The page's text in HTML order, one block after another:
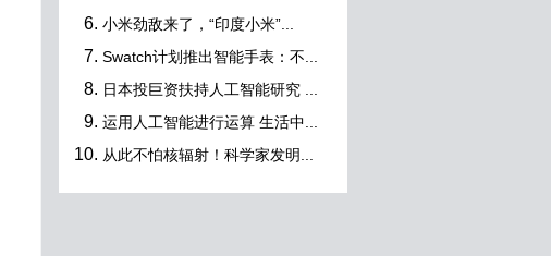
小米劲敌来了，“印度小米”...
Swatch计划推出智能手表：不...
日本投巨资扶持人工智能研究 ...
运用人工智能进行运算 生活中...
从此不怕核辐射！科学家发明...